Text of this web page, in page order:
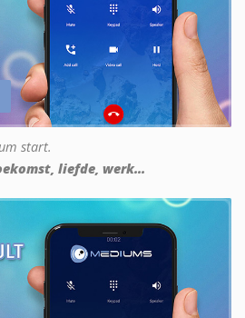
start.
liefde, werk...